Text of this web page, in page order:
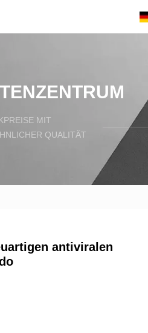
MIT
QUALITÄT
antiviralen